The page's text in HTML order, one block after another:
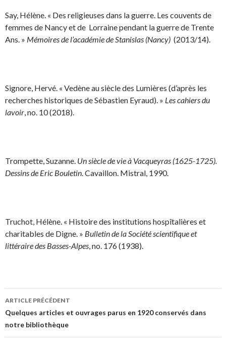
Say, Hélène. « Des religieuses dans la guerre. Les couvents de
femmes de Nancy et de Lorraine pendant la guerre de Trente
Ans. » Mémoires de l’académie de Stanislas (Nancy) (2013/14).
Signore, Hervé. « Vedène au siècle des Lumières (d’après les
recherches historiques de Sébastien Eyraud). » Les cahiers du
lavoir, no. 10 (2018).
Trompette, Suzanne. Un siècle de vie à Vacqueyras (1625-1725).
Dessins de Eric Bouletin. Cavaillon. Mistral, 1990.
Truchot, Hélène. « Histoire des institutions hospîtalières et
charitables de Digne. » Bulletin de la Société scientifique et
littéraire des Basses-Alpes, no. 176 (1938).
Navigation
des
ARTICLE PRÉCÉDENT
Quelques articles et ouvrages parus en 1920 conservés dans
notre bibliothèque